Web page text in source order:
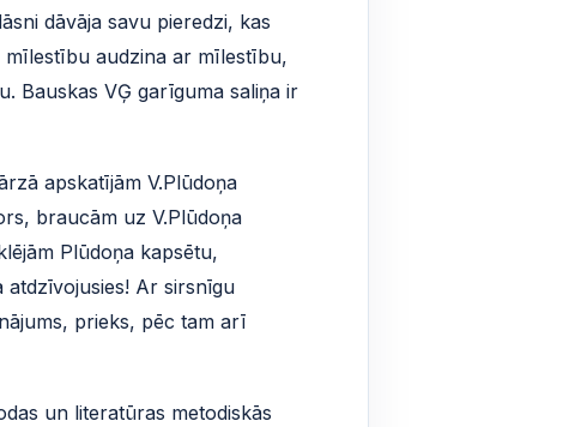
dāvāja savu pieredzi, kas
mīlestību audzina ar mīlestību,
Bauskas VĢ garīguma saliņa ir
apskatījām V.Plūdoņa
braucām uz V.Plūdoņa
Plūdoņa kapsētu,
atdzīvojusies! Ar sirsnīgu
prieks, pēc tam arī
un literatūras metodiskās